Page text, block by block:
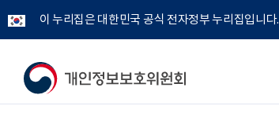
이 누리집은 대한민국 공식 전자정부 누리집입니다.
개